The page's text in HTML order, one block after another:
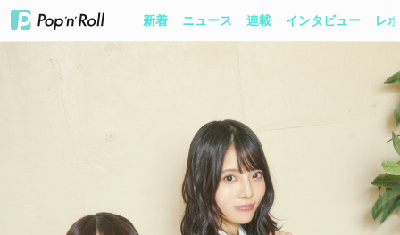
新着 ニュース 連載 インタビュー レ